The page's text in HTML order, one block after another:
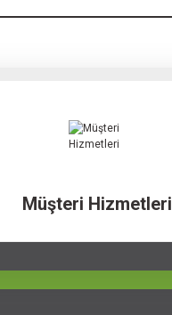
Müşteri Hizmetleri